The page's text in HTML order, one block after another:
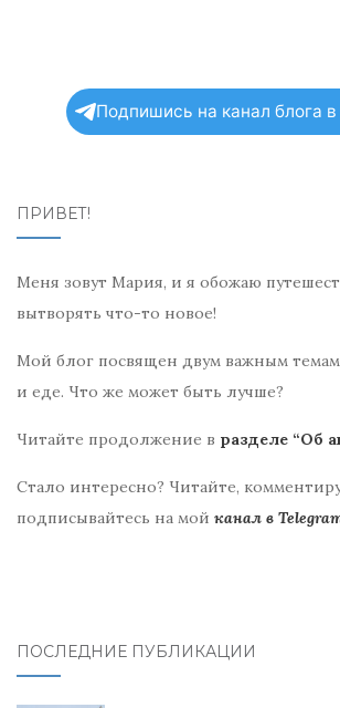
k ni
ki
ь
Подпишись на канал блога в
ПРИВЕТ!
Меня зовут Мария, и я обожаю
вытворять что-то новое!
Мой блог посвящен двум важным
и еде. Что же может быть лучше?
Читайте продолжение в разделе “Об
Стало интересно? Читайте,
подписывайтесь на мой канал в
ПОСЛЕДНИЕ ПУБЛИКАЦИИ